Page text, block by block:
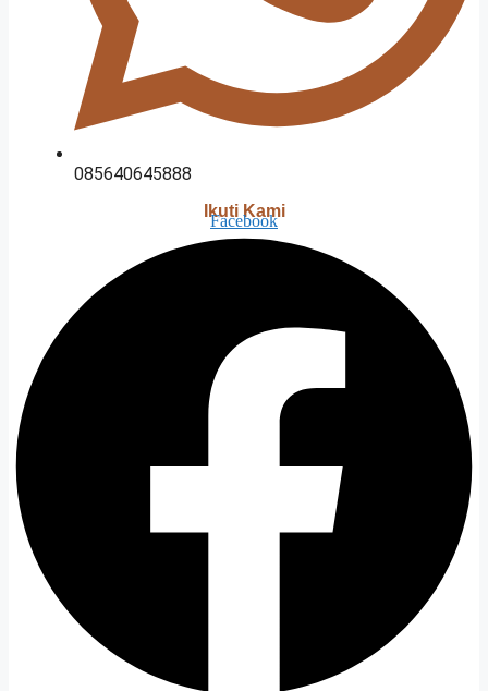
085640645888
Ikuti Kami
Facebook